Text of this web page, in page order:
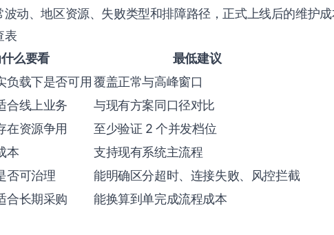
动、地区资源、失败类型和排障路径，正式上线后的维护成
表
么要看
最低建议
负载下是否可用 覆盖正常与高峰窗口
合线上业务
与现有方案同口径对比
在资源争用
至少验证 2 个并发档位
本
支持现有系统主流程
否可治理
能明确区分超时、连接失败、风控拦截
合长期采购
能换算到单完成流程成本